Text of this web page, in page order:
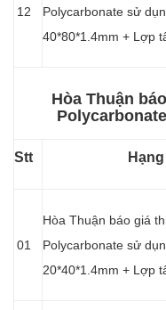
12
Polycarbonate sử
40*80*1.4mm + Lợp
Hòa Thuận
Stt
01
Hòa Thuận báo giá
Polycarbonate sử
20*40*1.4mm + Lợp